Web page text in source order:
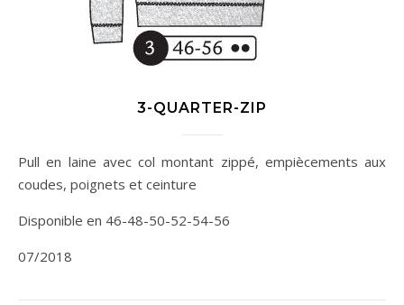
3-QUARTER-ZIP
Pull en laine avec col montant zippé, empiècements aux
coudes, poignets et ceinture
Disponible en 46-48-50-52-54-56
07/2018